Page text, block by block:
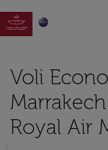

Voli
Royal Air